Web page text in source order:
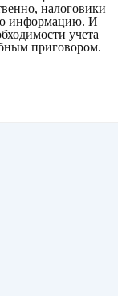
налоговики
информацию. И
учета
приговором.